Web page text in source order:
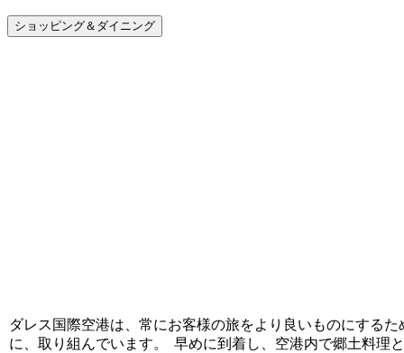
ショッピング＆ダイニング
ダレス国際空港は、常にお客様の旅をより良いものにするた
に、取り組んでいます。 早めに到着し、空港内で郷土料理と